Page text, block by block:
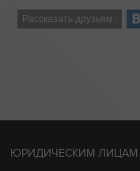
Рассказать друзьям :
ЮРИДИЧЕСКИМ ЛИЦАМ